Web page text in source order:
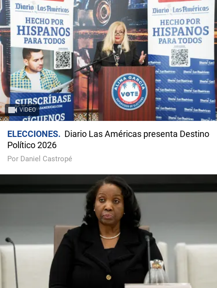
VIDEO
ELECCIONES
Diario Las Américas presenta Destino
Político 2026
Por Daniel Castropé